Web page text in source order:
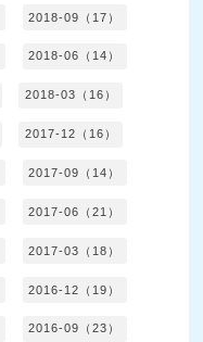
2018-09（17）
2018-06（14）
2018-03（16）
2017-12（16）
2017-09（14）
2017-06（21）
2017-03（18）
2016-12（19）
2016-09（23）